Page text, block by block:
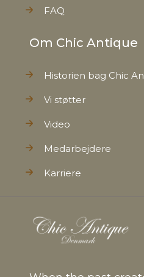
FAQ
Om Chic Antique
Historien bag Chic
Vi støtter
Video
Medarbejdere
Karriere